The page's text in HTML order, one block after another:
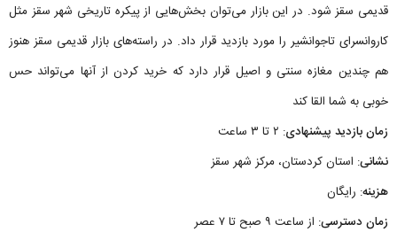
قدیمی سقز شود. در این بازار می‌توان بخش‌هایی از پیکره تاریخی شهر سقز مثل
کاروانسرای تاجوانشیر را مورد بازدید قرار داد. در راسته‌های بازار قدیمی سقز هنوز
هم چندین مغازه سنتی و اصیل قرار دارد که خرید کردن از آنها می‌تواند حس
خوبی به شما القا کند
زمان بازدید پیشنهادی: ۲ تا ۳ ساعت
نشانی: استان کردستان، مرکز شهر سقز
هزینه: رایگان
زمان دسترسی: از ساعت ۹ صبح تا ۷ عصر